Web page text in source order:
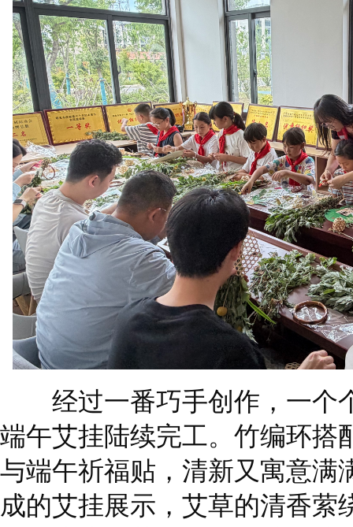
经过一番巧手创作，一个
端午艾挂陆续完工。竹编环搭
与端午祈福贴，清新又寓意满
成的艾挂展示，艾草的清香萦